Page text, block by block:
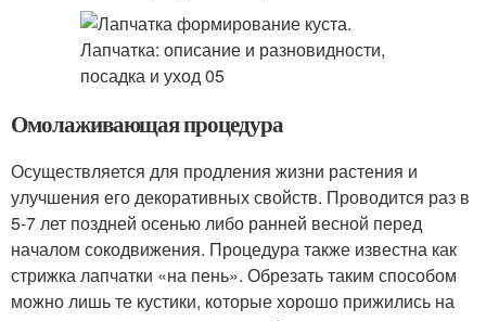
Омолаживающая процедура
Осуществляется для продления жизни растения и
улучшения его декоративных свойств. Проводится раз в
5-7 лет поздней осенью либо ранней весной перед
началом сокодвижения. Процедура также известна как
стрижка лапчатки «на пень». Обрезать таким способом
можно лишь те кустики, которые хорошо прижились на